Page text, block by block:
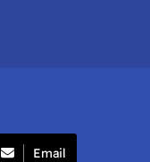
Email